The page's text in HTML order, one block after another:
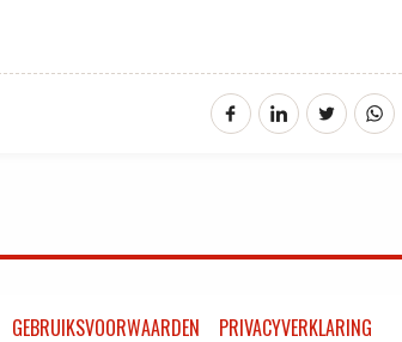
GEBRUIKSVOORWAARDEN PRIVACYVERKLARING